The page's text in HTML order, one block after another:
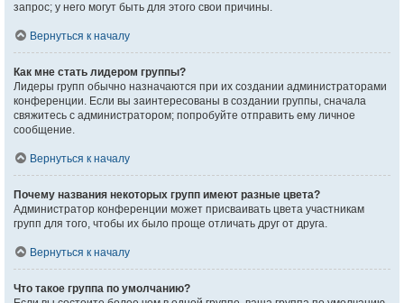
запрос; у него могут быть для этого свои причины.
Вернуться к началу
Как мне стать лидером группы?
Лидеры групп обычно назначаются при их создании администраторами
конференции. Если вы заинтересованы в создании группы, сначала
свяжитесь с администратором; попробуйте отправить ему личное
сообщение.
Вернуться к началу
Почему названия некоторых групп имеют разные цвета?
Администратор конференции может присваивать цвета участникам
групп для того, чтобы их было проще отличать друг от друга.
Вернуться к началу
Что такое группа по умолчанию?